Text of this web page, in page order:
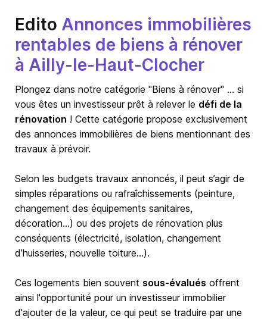
Edito Annonces immobilières
rentables de biens à rénover
à Ailly-le-Haut-Clocher
Plongez dans notre catégorie "Biens à rénover" … si
vous êtes un investisseur prêt à relever le défi de la
rénovation ! Cette catégorie propose exclusivement
des annonces immobilières de biens mentionnant des
travaux à prévoir.
Selon les budgets travaux annoncés, il peut s’agir de
simples réparations ou rafraîchissements (peinture,
changement des équipements sanitaires,
décoration…) ou des projets de rénovation plus
conséquents (électricité, isolation, changement
d’huisseries, nouvelle toiture…).
Ces logements bien souvent sous-évalués offrent
ainsi l'opportunité pour un investisseur immobilier
d'ajouter de la valeur, ce qui peut se traduire par une